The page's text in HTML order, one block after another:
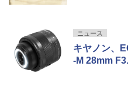
ニュース
キヤノン、
-M 28mm